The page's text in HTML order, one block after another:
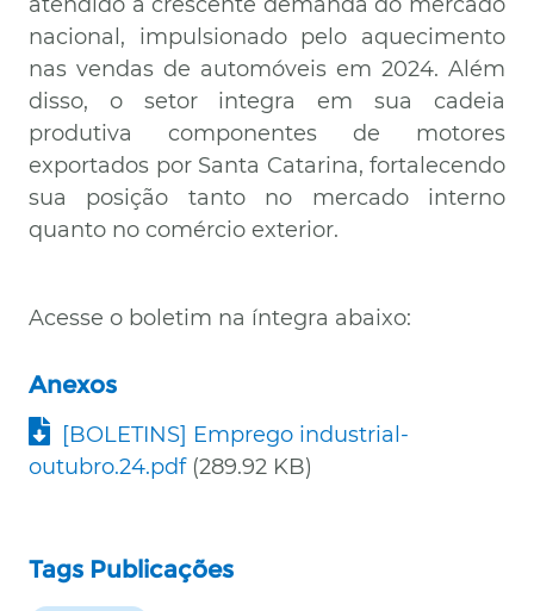
nacional, impulsionado pelo aquecimento
nas vendas de automóveis em 2024. Além
disso, o setor integra em sua cadeia
produtiva componentes de motores
exportados por Santa Catarina, fortalecendo
sua posição tanto no mercado interno
quanto no comércio exterior.
Acesse o boletim na íntegra abaixo:
Anexos
Documento
[BOLETINS] Emprego industrial-
outubro.24.pdf (289.92 KB)
Tags Publicações